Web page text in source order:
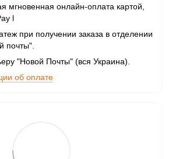
мгновенная онлайн-оплата картой,
l
при получении заказа в отделении
почты".
"Новой Почты" (вся Украина).
об оплате